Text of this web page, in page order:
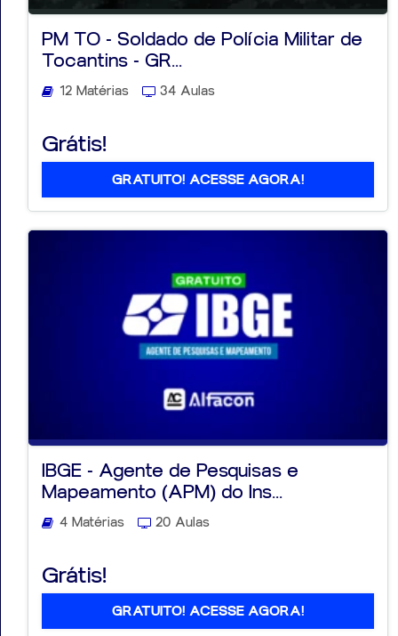
PM TO - Soldado de Polícia Militar de
Tocantins - GR...
12 Matérias 34 Aulas
Grátis!
GRATUITO! ACESSE AGORA!
IBGE - Agente de Pesquisas e
Mapeamento (APM) do Ins...
4 Matérias 20 Aulas
Grátis!
GRATUITO! ACESSE AGORA!